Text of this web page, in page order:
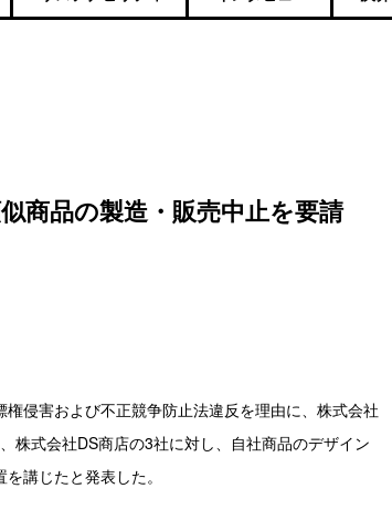
商品の製造・販売中止を要請
侵害および不正競争防止法違反を理由に、株式会社
株式会社DS商店の3社に対し、自社商品のデザイン
講じたと発表した。